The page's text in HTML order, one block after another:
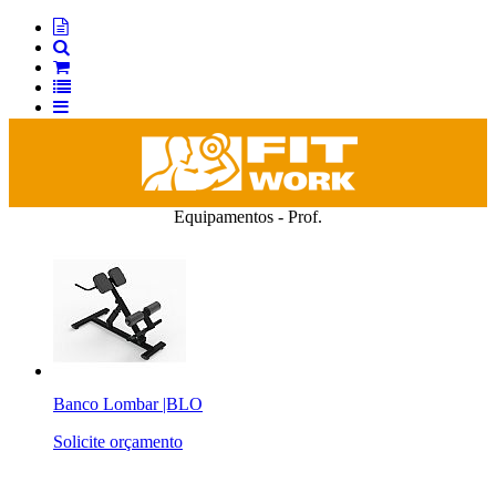
Equipamentos - Prof.
Banco Lombar |BLO
Solicite orçamento